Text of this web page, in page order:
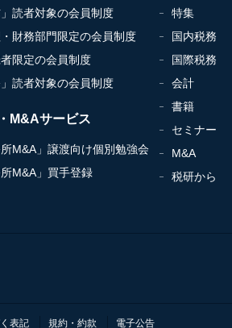
」読者対象の会員制度
財務部門限定の会員制度
限定の会員制度
」読者対象の会員制度
M&Aサービス
所M&A」譲渡向け個別勉強会
所M&A」買手登録
特集
国内税務
国際税務
会計
書籍
セミナー
M&A
税研から
表記 規約・約款 電子公告